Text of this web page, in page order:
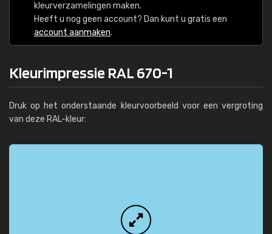
kleurverzamelingen maken.
Heeft u nog geen account? Dan kunt u gratis een
account aanmaken.
Kleurimpressie RAL 670-1
Druk op het onderstaande kleurvoorbeeld voor een vergroting
van deze RAL-kleur: